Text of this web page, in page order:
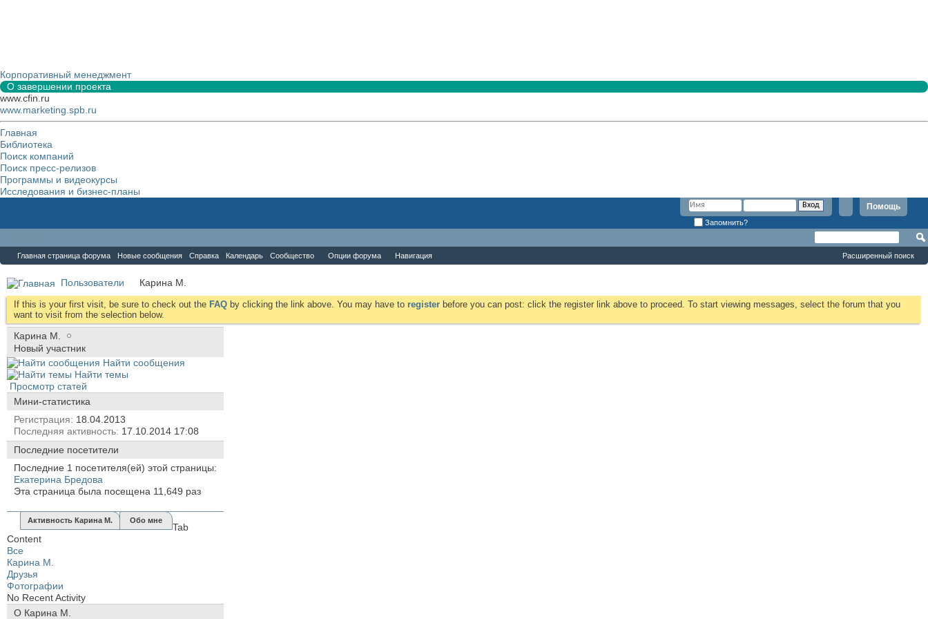
Корпоративный менеджмент
О завершении проекта
www.cfin.ru
www.marketing.spb.ru
Главная
Библиотека
Поиск компаний
Поиск пресс-релизов
Программы и видеокурсы
Исследования и бизнес-планы
Помощь
Запомнить?
Главная страница форума Новые сообщения Справка Календарь Сообщество Опции форума Навигация Расширенный поиск
Пользователи Карина М.
If this is your first visit, be sure to check out the FAQ by clicking the link above. You may have to register before you can post: click the register link above to proceed. To start viewing messages, select the forum that you
want to visit from the selection below.
Карина М.
Новый участник
Найти сообщения
Найти темы
Просмотр статей
Мини-статистика
Регистрация
18.04.2013
Последняя активность 17.10.2014 17:08
Последние посетители
Последние 1 посетителя(ей) этой страницы:
Екатерина Бредова
Эта страница была посещена 11,649 раз
Активность Карина М. Обо мне
Tab
Content
Все
Карина М.
Друзья
Фотографии
No Recent Activity
О Карина М.